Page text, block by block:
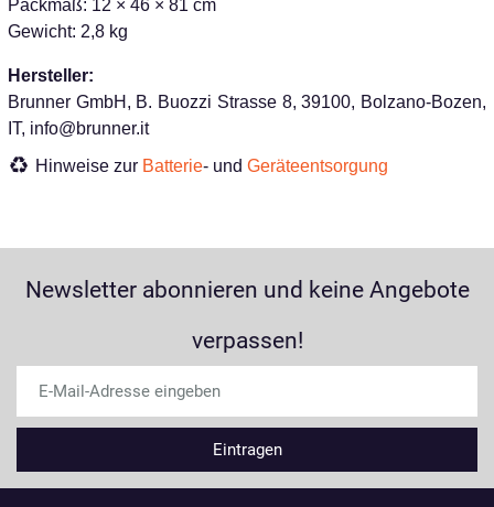
Packmaß: 12 × 46 × 81 cm
Gewicht: 2,8 kg
Hersteller:
Brunner GmbH, B. Buozzi Strasse 8, 39100, Bolzano-Bozen,
IT, info@brunner.it
Hinweise zur Batterie- und Geräteentsorgung
Newsletter abonnieren und keine Angebote
verpassen!